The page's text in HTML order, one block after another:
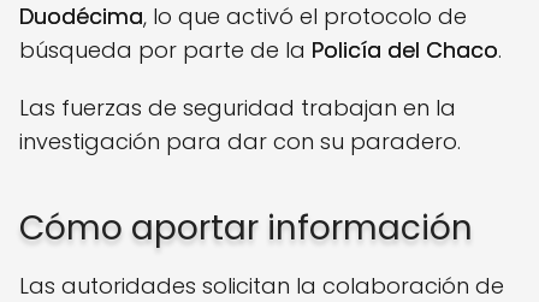
Duodécima, lo que activó el protocolo de
búsqueda por parte de la Policía del Chaco.
Las fuerzas de seguridad trabajan en la
investigación para dar con su paradero.
Cómo aportar información
Las autoridades solicitan la colaboración de